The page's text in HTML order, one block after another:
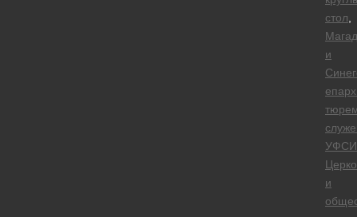
стол,
и
и